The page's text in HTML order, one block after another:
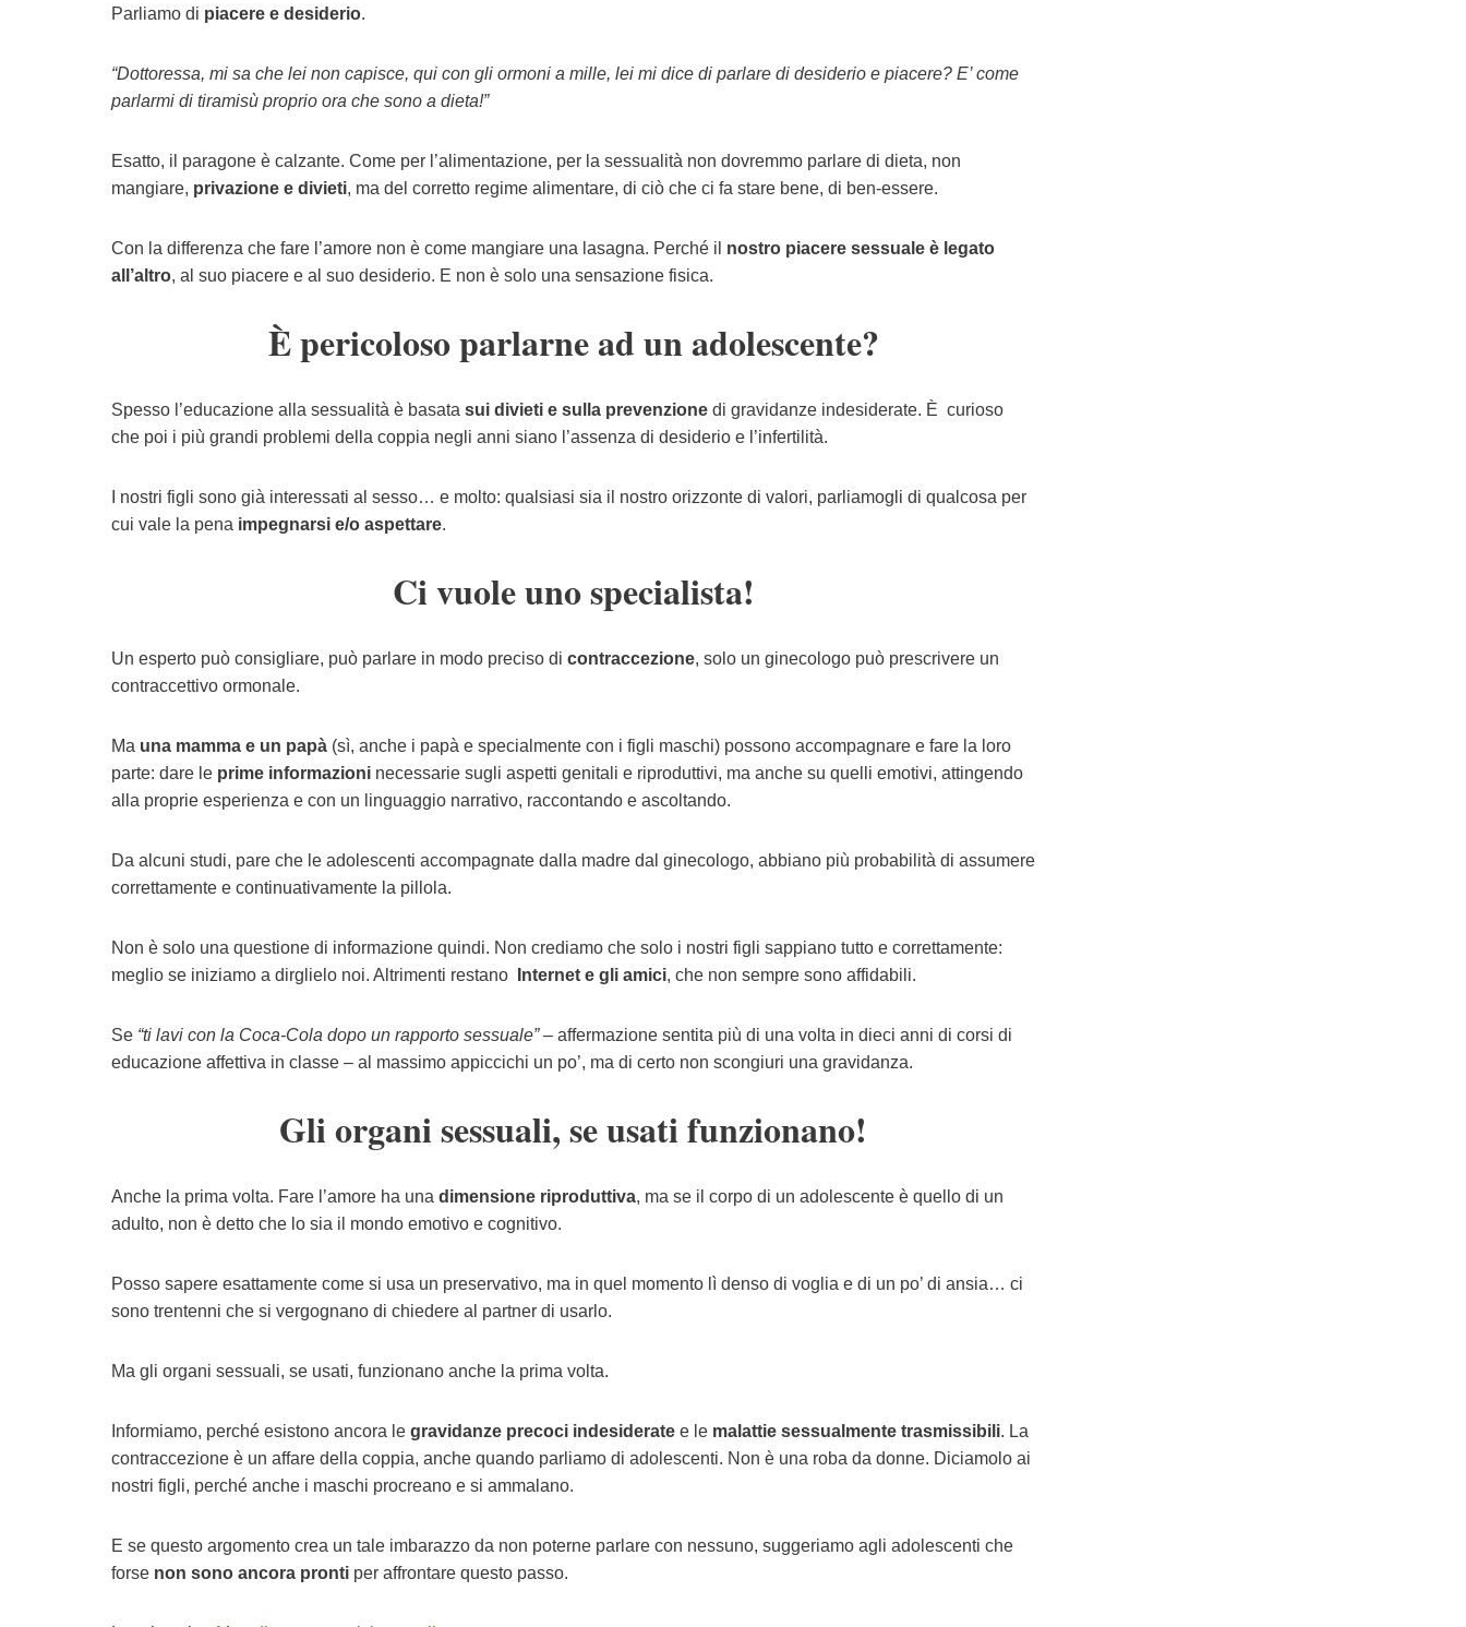
Parliamo di piacere e desiderio.
“Dottoressa, mi sa che lei non capisce, qui con gli ormoni a mille, lei mi dice di parlare di desiderio e piacere? E’ come
parlarmi di tiramisù proprio ora che sono a dieta!”
Esatto, il paragone è calzante. Come per l’alimentazione, per la sessualità non dovremmo parlare di dieta, non
mangiare, privazione e divieti, ma del corretto regime alimentare, di ciò che ci fa stare bene, di ben-essere.
Con la differenza che fare l’amore non è come mangiare una lasagna. Perché il nostro piacere sessuale è legato
all’altro, al suo piacere e al suo desiderio. E non è solo una sensazione fisica.
È pericoloso parlarne ad un adolescente?
Spesso l’educazione alla sessualità è basata sui divieti e sulla prevenzione di gravidanze indesiderate. È curioso
che poi i più grandi problemi della coppia negli anni siano l’assenza di desiderio e l’infertilità.
I nostri figli sono già interessati al sesso… e molto: qualsiasi sia il nostro orizzonte di valori, parliamogli di qualcosa per
cui vale la pena impegnarsi e/o aspettare.
Ci vuole uno specialista!
Un esperto può consigliare, può parlare in modo preciso di contraccezione, solo un ginecologo può prescrivere un
contraccettivo ormonale.
Ma una mamma e un papà (sì, anche i papà e specialmente con i figli maschi) possono accompagnare e fare la loro
parte: dare le prime informazioni necessarie sugli aspetti genitali e riproduttivi, ma anche su quelli emotivi, attingendo
alla proprie esperienza e con un linguaggio narrativo, raccontando e ascoltando.
Da alcuni studi, pare che le adolescenti accompagnate dalla madre dal ginecologo, abbiano più probabilità di assumere
correttamente e continuativamente la pillola.
Non è solo una questione di informazione quindi. Non crediamo che solo i nostri figli sappiano tutto e correttamente:
meglio se iniziamo a dirglielo noi. Altrimenti restano
Internet e gli amici, che non sempre sono affidabili.
Se “ti lavi con la Coca-Cola dopo un rapporto sessuale”– affermazione sentita più di una volta in dieci anni di corsi di
educazione affettiva in classe – al massimo appiccichi un po’, ma di certo non scongiuri una gravidanza.
Gli organi sessuali, se usati funzionano!
Anche la prima volta. Fare l’amore ha una dimensione riproduttiva, ma se il corpo di un adolescente è quello di un
adulto, non è detto che lo sia il mondo emotivo e cognitivo.
Posso sapere esattamente come si usa un preservativo, ma in quel momento lì denso di voglia e di un po’ di ansia… ci
sono trentenni che si vergognano di chiedere al partner di usarlo.
Ma gli organi sessuali, se usati, funzionano anche la prima volta.
Informiamo, perché esistono ancora le gravidanze precoci indesiderate e le malattie sessualmente trasmissibili. La
contraccezione è un affare della coppia, anche quando parliamo di adolescenti. Non è una roba da donne. Diciamolo ai
nostri figli, perché anche i maschi procreano e si ammalano.
E se questo argomento crea un tale imbarazzo da non poterne parlare con nessuno, suggeriamo agli adolescenti che
forse non sono ancora pronti per affrontare questo passo.